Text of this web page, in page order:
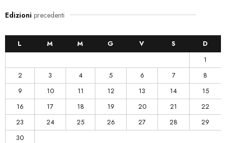
Edizioni precedenti
L M M G V S
D
1
2
3 4 5 6 7
8
9
10 11 12 13 14
15
16
17 18 19 20 21
22
23
24 25 26 27 28
29
30